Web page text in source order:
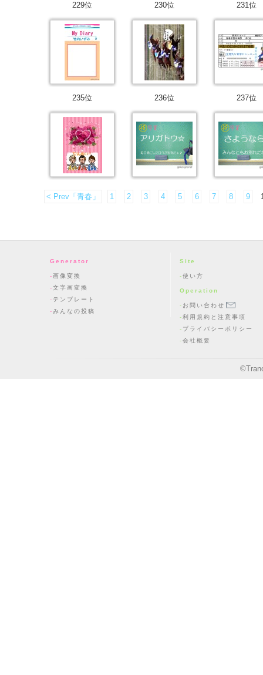
229位 230位 231位
235位 236位 237位
< Prev「青春」 1 2 3 4 5 6 7 8 9
Generator
画像変換
文字画変換
テンプレート
みんなの投稿
Site
使い方
Operation
お問い合わせ
利用規約と注意事項
プライバシーポリシー
会社概要
©